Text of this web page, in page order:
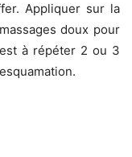
Appliquer sur la
doux pour
à répéter 2 ou 3